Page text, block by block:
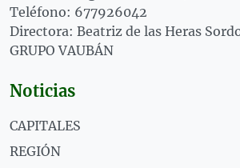
Teléfono: 677926042
Directora: Beatriz de las Heras
GRUPO VAUBÁN
Noticias
CAPITALES
REGIÓN